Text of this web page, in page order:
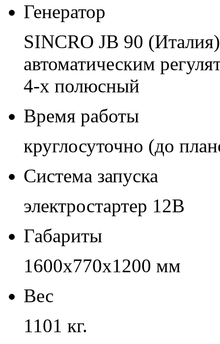
Генератор
SINCRO JB 90
автоматическим
4-х полюсный
Время работы
круглосуточно (до
Система запуска
электростартер 12В
Габариты
1600х770х1200 мм
Вес
1101 кг.